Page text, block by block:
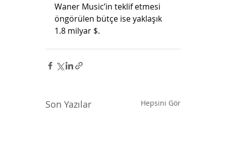
Waner Music’in teklif etmesi
öngörülen bütçe ise yaklaşık
1.8 milyar $.
Son Yazılar Hepsini Gör